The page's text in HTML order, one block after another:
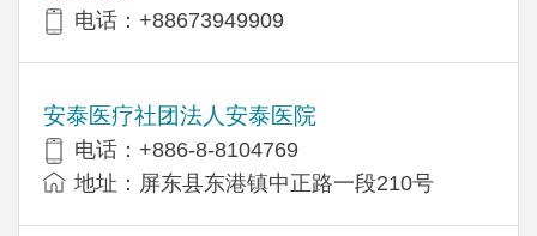
电话：+88673949909
安泰医疗社团法人安泰医院
电话：+886-8-8104769
地址：屏东县东港镇中正路一段210号